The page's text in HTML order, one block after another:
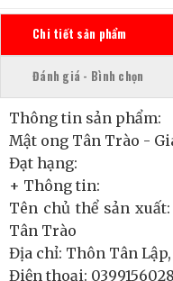
Chi tiết sản phẩm
Đánh giá - Bình chọn
Thông tin sản phẩm:
Mật ong Tân Trào -
Đạt hạng:
+ Thông tin:
Tên chủ thể sản
Tân Trào
Địa chỉ: Thôn Tân
Điện thoại: 0399156028